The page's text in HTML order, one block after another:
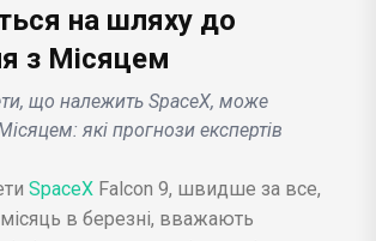
на шляху до
з Місяцем
що належить SpaceX, може
які прогнози експертів
SpaceX Falcon 9, швидше за все,
в березні, вважають